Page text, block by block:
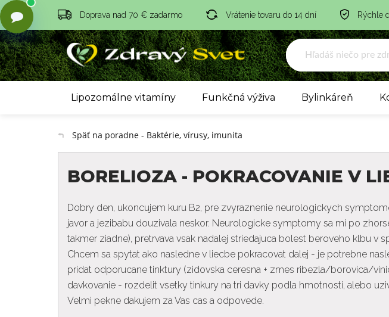
Doprava nad 70 € zadarmo Vrátenie tovaru do 14 dní Rýchle
Lipozomálne vitamíny Funkčná výživa Bylinkáreň
Späť na poradne - Baktérie, vírusy, imunita
BORELIOZA - POKRACOVANIE V
Dobry den, ukoncujem kuru B2, pre zvyraznenie neurologickych
javor a jezibabu douzivala neskor. Neurologicke symptomy sa mi po
takmer ziadne), pretrvava vsak nadalej striedajuca bolest beroveho klbu v
Chcem sa spytat ako nasledne v liecbe pokracovat dalej - je potrebne
pridat odporucane tinktury (zidovska ceresna + zmes ribezla/borovica/
davkovanie - rozdelit vsetky tinkury na tri davky podla hmotnosti, alebo
Velmi pekne dakujem za Vas cas a odpovede.